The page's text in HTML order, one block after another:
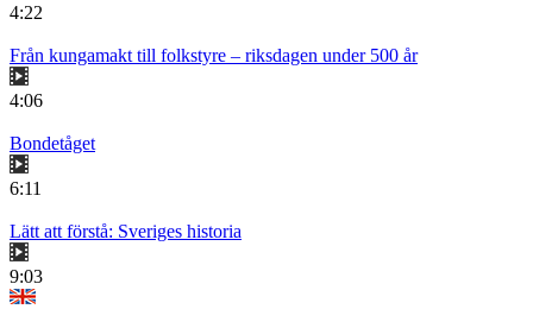
4:22
Från kungamakt till folkstyre – riksdagen under 500 år
4:06
Bondetåget
6:11
Lätt att förstå: Sveriges historia
9:03